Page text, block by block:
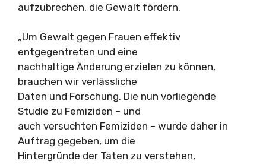
aufzubrechen, die Gewalt fördern.
„Um Gewalt gegen Frauen effektiv
entgegentreten und eine
nachhaltige Änderung erzielen zu können,
brauchen wir verlässliche
Daten und Forschung. Die nun vorliegende
Studie zu Femiziden – und
auch versuchten Femiziden – wurde daher in
Auftrag gegeben, um die
Hintergründe der Taten zu verstehen,